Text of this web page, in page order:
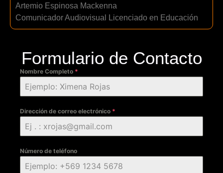
Artemio Espinosa Mackenna
Comunicador Audiovisual Licenciado en Educación
Formulario de Contacto
Nombre Completo *
Dirección de correo electrónico *
Número de teléfono